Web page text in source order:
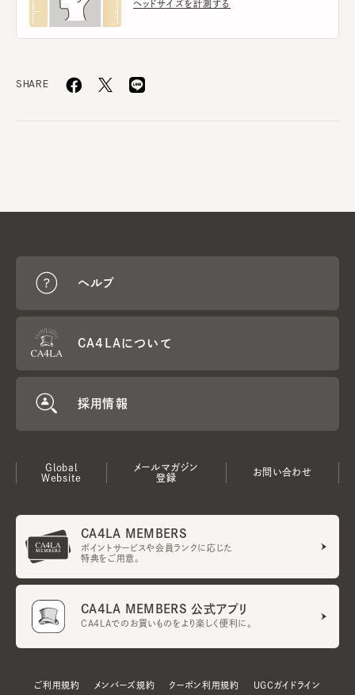
ヘッドサイズを計測する
SHARE
ヘルプ
CA4LAについて
採用情報
Global
Website
メールマガジン
登録
お問い合わせ
CA4LA MEMBERS
ポイントサービスや会員ランクに応じた
特典をご用意。
CA4LA MEMBERS 公式アプリ
CA4LAでのお買いものをより楽しく便利に。
ご利用規約 メンバーズ規約 クーポン利用規約 UGCガイドライン